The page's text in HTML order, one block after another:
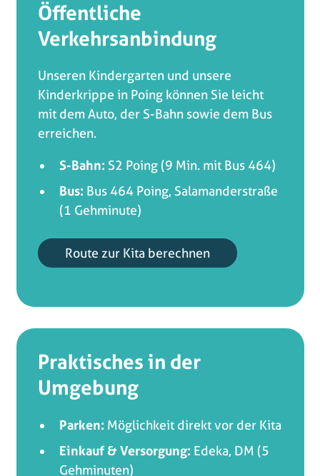
Öffentliche
Verkehrsanbindung
Unseren Kindergarten und unsere
Kinderkrippe in Poing können Sie leicht
mit dem Auto, der S-Bahn sowie dem Bus
erreichen.
S-Bahn: S2 Poing (9 Min. mit Bus 464)
Bus: Bus 464 Poing, Salamanderstraße
(1 Gehminute)
Route zur Kita berechnen
Praktisches in der
Umgebung
Parken: Möglichkeit direkt vor der Kita
Einkauf & Versorgung: Edeka, DM (5
Gehminuten)